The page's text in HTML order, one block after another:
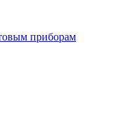
приборам